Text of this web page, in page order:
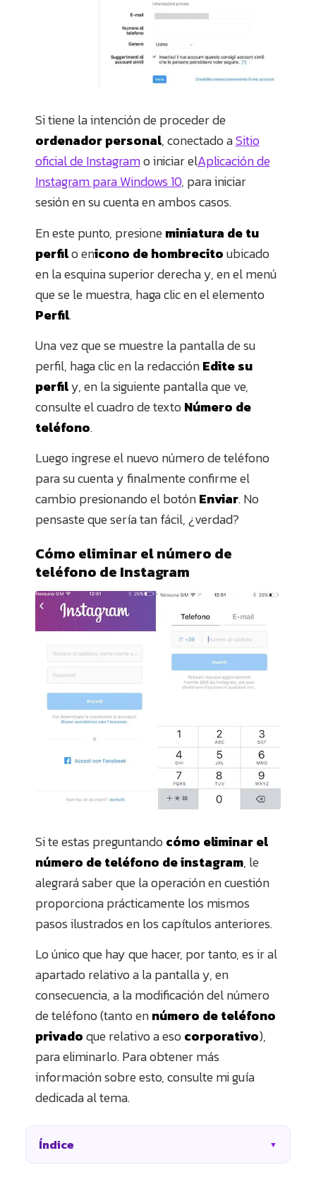
Si tiene la intención de proceder de
ordenador personal, conectado aSitio
oficial de Instagramo iniciar elAplicación de
Instagram para Windows 10, para iniciar
sesión en su cuenta en ambos casos.
En este punto, presioneminiatura de tu
perfilo enicono de hombrecitoubicado
en la esquina superior derecha y, en el menú
que se le muestra, haga clic en el elemento
Perfil.
Una vez que se muestre la pantalla de su
perfil, haga clic en la redacciónEdite su
perfily, en la siguiente pantalla que ve,
consulte el cuadro de textoNúmero de
teléfono.
Luego ingrese el nuevo número de teléfono
para su cuenta y finalmente confirme el
cambio presionando el botónEnviar. No
pensaste que sería tan fácil, ¿verdad?
Cómo eliminar el número de
teléfono de Instagram
Si te estas preguntandocómo eliminar el
número de teléfono de instagram, le
alegrará saber que la operación en cuestión
proporciona prácticamente los mismos
pasos ilustrados en los capítulos anteriores.
Lo único que hay que hacer, por tanto, es ir al
apartado relativo a la pantalla y, en
consecuencia, a la modificación del número
de teléfono (tanto ennúmero de teléfono
privadoque relativo a esocorporativo),
para eliminarlo. Para obtener más
información sobre esto, consulte mi guía
dedicada al tema.
Índice